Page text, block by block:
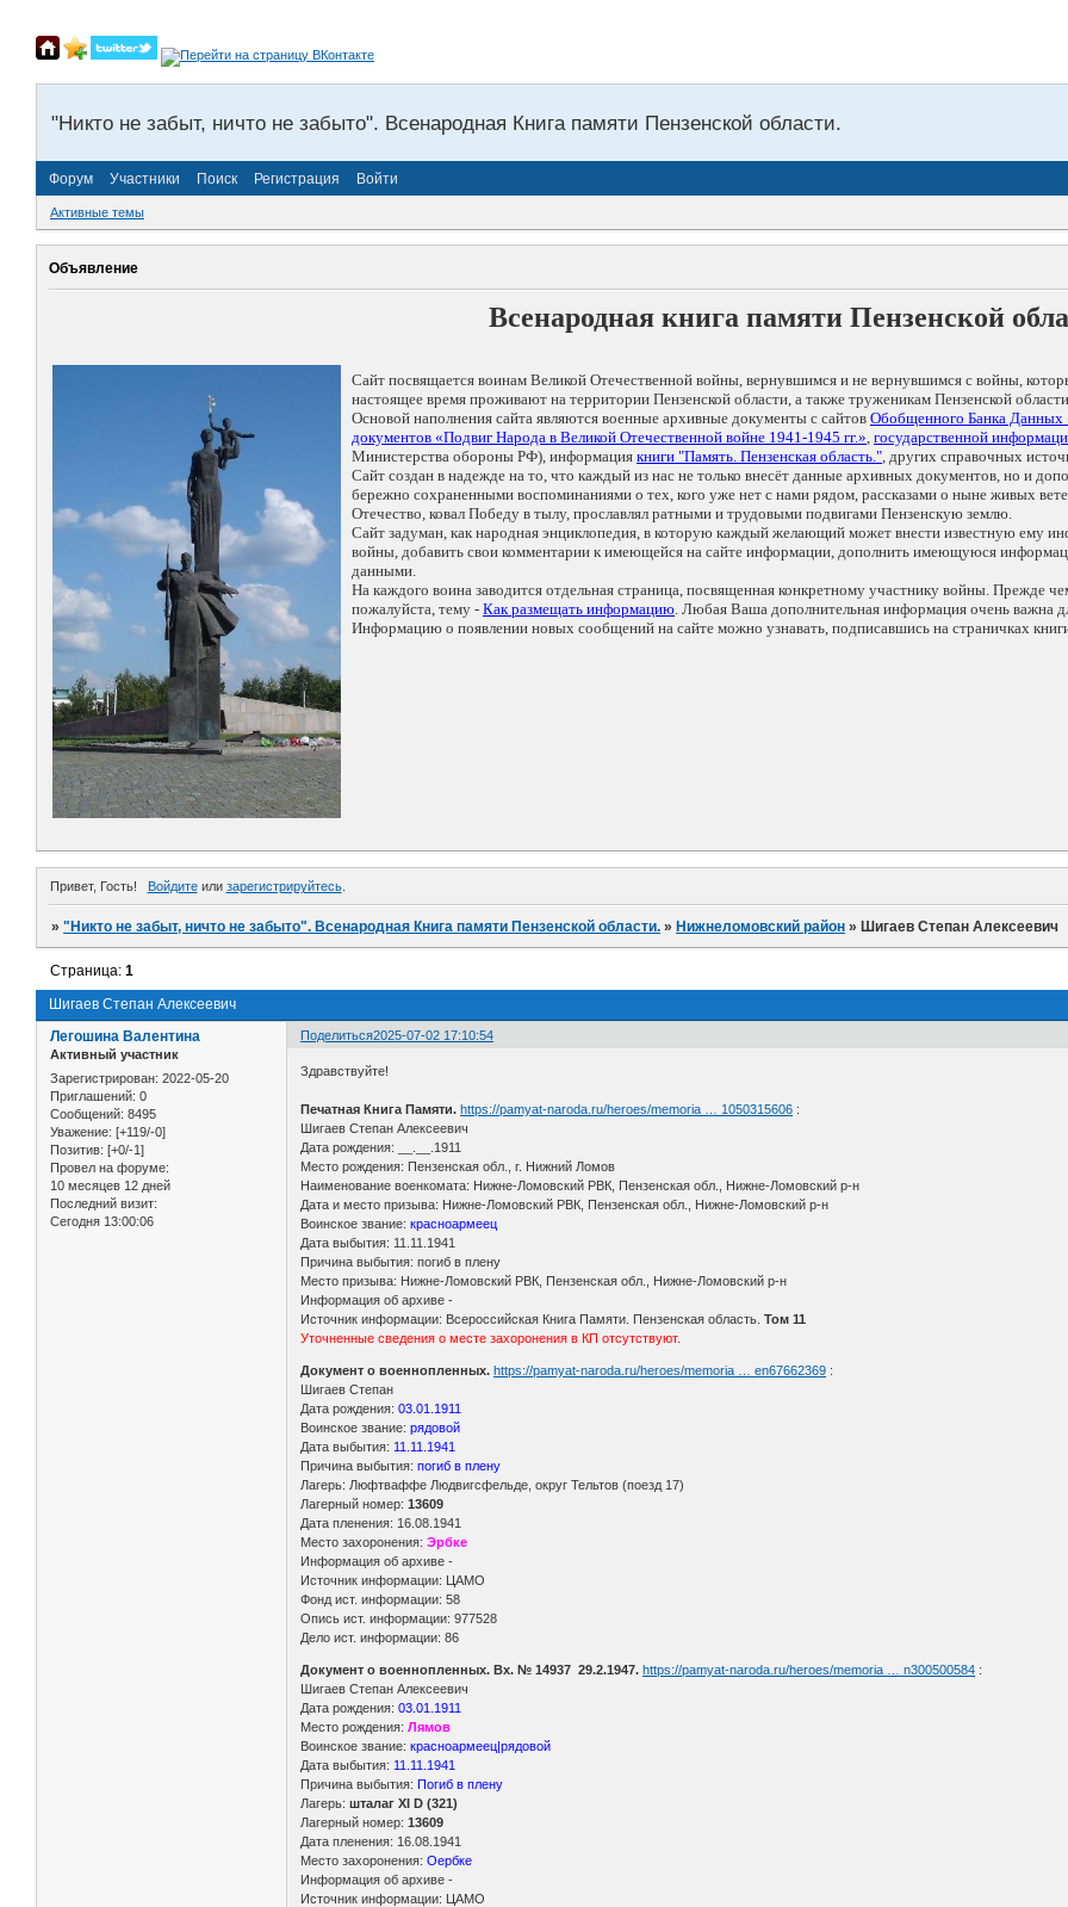
"Никто не забыт, ничто не забыто". Всенародная Книга памяти Пензенской области.
Форум Участники Поиск Регистрация Войти
Активные темы
Объявление
Всенародная книга памяти Пензенской
Сайт посвящается воинам Великой Отечественной войны, вернувшимся и не вернувшимся с войны,
настоящее время проживают на территории Пензенской области, а также труженикам Пензенской
Основой наполнения сайта являются военные архивные документы с сайтов Обобщенного Банка
документов «Подвиг Народа в Великой Отечественной войне 1941-1945 гг.», государственной
Министерства обороны РФ), информация книги "Память. Пензенская область.", других справочных
Сайт создан в надежде на то, что каждый из нас не только внесёт данные архивных документов, но и
бережно сохраненными воспоминаниями о тех, кого уже нет с нами рядом, рассказами о ныне живых
Отечество, ковал Победу в тылу, прославлял ратными и трудовыми подвигами Пензенскую землю.
Сайт задуман, как народная энциклопедия, в которую каждый желающий может внести известную ему
войны, добавить свои комментарии к имеющейся на сайте информации, дополнить имеющуюся
данными.
На каждого воина заводится отдельная страница, посвященная конкретному участнику войны. Прежде
пожалуйста, тему - Как размещать информацию. Любая Ваша дополнительная информация очень важна
Информацию о появлении новых сообщений на сайте можно узнавать, подписавшись на страничках
Привет, Гость! Войдитеили зарегистрируйтесь.
»"Никто не забыт, ничто не забыто". Всенародная Книга памяти Пензенской области. » Нижнеломовский район » Шигаев Степан Алексеевич
Шигаев Степан Алексеевич
Страница:1
Поделиться2025-07-02 17:10:54
Легошина Валентина
Активный участник
Зарегистрирован: 2022-05-20
Приглашений: 0
Сообщений: 8495
Уважение: [+119/-0]
Позитив: [+0/-1]
Провел на форуме:
10 месяцев 12 дней
Последний визит:
Сегодня 13:00:06
Здравствуйте!
Печатная Книга Памяти. https://pamyat-naroda.ru/heroes/memoria … 1050315606 :
Шигаев Степан Алексеевич
Дата рождения: __.__.1911
Место рождения: Пензенская обл., г. Нижний Ломов
Наименование военкомата: Нижне-Ломовский РВК, Пензенская обл., Нижне-Ломовский р-н
Дата и место призыва: Нижне-Ломовский РВК, Пензенская обл., Нижне-Ломовский р-н
Воинское звание:красноармеец
Дата выбытия: 11.11.1941
Причина выбытия: погиб в плену
Место призыва: Нижне-Ломовский РВК, Пензенская обл., Нижне-Ломовский р-н
Информация об архиве -
Источник информации: Всероссийская Книга Памяти. Пензенская область.Том 11
Уточненные сведения о месте захоронения в КП отсутствуют.
Документ о военнопленных. https://pamyat-naroda.ru/heroes/memoria … en67662369 :
Шигаев Степан
Дата рождения: 03.01.1911
Воинское звание:рядовой
Дата выбытия: 11.11.1941
Причина выбытия: погиб в плену
Лагерь: Люфтваффе Людвигсфельде, округ Тельтов (поезд 17)
Лагерный номер: 13609
Дата пленения: 16.08.1941
Место захоронения:Эрбке
Информация об архиве -
Источник информации: ЦАМО
Фонд ист. информации: 58
Опись ист. информации: 977528
Дело ист. информации: 86
Документ о военнопленных. Вх. № 14937 29.2.1947. https://pamyat-naroda.ru/heroes/memoria … n300500584 :
Шигаев Степан Алексеевич
Дата рождения:03.01.1911
Место рождения:Лямов
Воинское звание:красноармеец|рядовой
Дата выбытия: 11.11.1941
Причина выбытия: Погиб в плену
Лагерь:шталаг XI D (321)
Лагерный номер:13609
Дата пленения: 16.08.1941
Место захоронения:Оербке
Информация об архиве -
Источник информации: ЦАМО